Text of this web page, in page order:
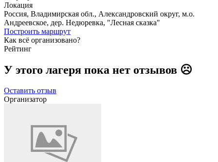
Локация
Россия, Владимирская обл., Александровский округ, м.о.
Андреевское, дер. Недюревка, "Лесная сказка"
Построить маршрут
Как всё организовано?
Рейтинг
У этого лагеря пока нет отзывов ☹️
Оставить отзыв
Организатор